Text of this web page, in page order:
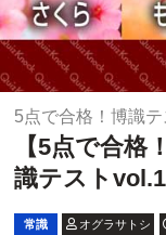
5点で合格！博識テ
【5点で合
識テスト
常識 オグラサトシ